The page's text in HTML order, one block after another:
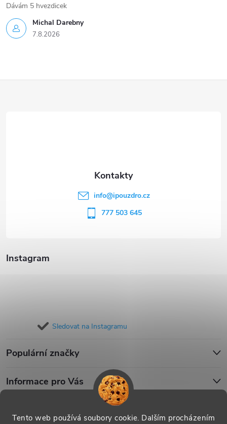
Tento web používá soubory cookie. Dalším procházením
Michal Darebny
7.8.2026
Dávám 5 hvezdicek
Instagram
Sledovat na Instagramu
Populární značky
Informace pro Vás
info@ipouzdro.cz
777 503 645